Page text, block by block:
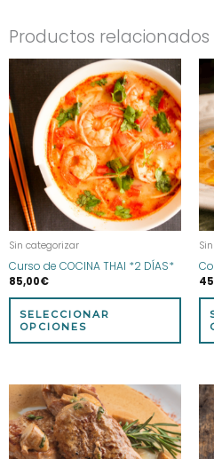
Productos relacionados
Sin categorizar
Curso de COCINA THAI *2 DÍAS*
85,00€
SELECCIONAR
OPCIONES
tiene
Las
se
elegir
Este
tiene